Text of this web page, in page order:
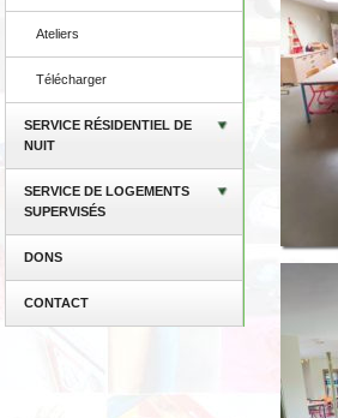
Ateliers
Télécharger
SERVICE RÉSIDENTIEL DE
NUIT
SERVICE DE LOGEMENTS
SUPERVISÉS
DONS
CONTACT